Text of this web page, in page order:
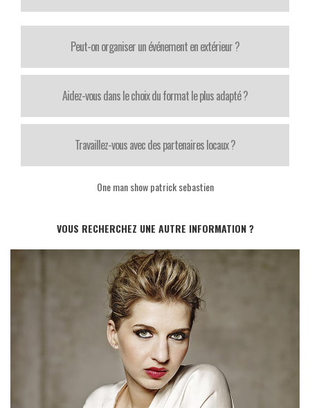
Peut-on organiser un événement en extérieur ?
Aidez-vous dans le choix du format le plus adapté ?
Travaillez-vous avec des partenaires locaux ?
One man show patrick sebastien
VOUS RECHERCHEZ UNE AUTRE INFORMATION ?